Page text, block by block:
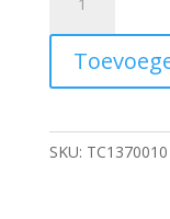
Combined
Toiletpapier
2lgs
40
rollen
SKU: TC1370010